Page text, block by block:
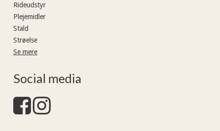
Rideudstyr
Plejemidler
Stald
Strøelse
Se mere
Social media